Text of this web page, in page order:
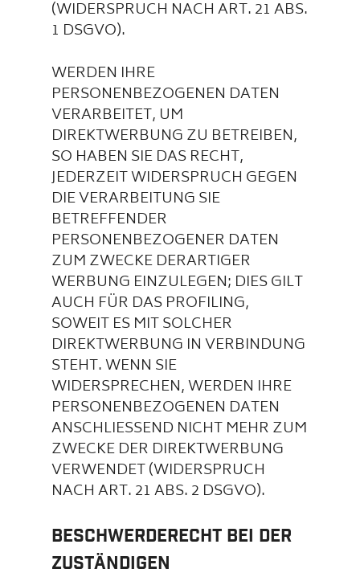
(WIDERSPRUCH NACH ART. 21 ABS.
1 DSGVO).
WERDEN IHRE
PERSONENBEZOGENEN DATEN
VERARBEITET, UM
DIREKTWERBUNG ZU BETREIBEN,
SO HABEN SIE DAS RECHT,
JEDERZEIT WIDERSPRUCH GEGEN
DIE VERARBEITUNG SIE
BETREFFENDER
PERSONENBEZOGENER DATEN
ZUM ZWECKE DERARTIGER
WERBUNG EINZULEGEN; DIES GILT
AUCH FÜR DAS PROFILING,
SOWEIT ES MIT SOLCHER
DIREKTWERBUNG IN VERBINDUNG
STEHT. WENN SIE
WIDERSPRECHEN, WERDEN IHRE
PERSONENBEZOGENEN DATEN
ANSCHLIESSEND NICHT MEHR ZUM
ZWECKE DER DIREKTWERBUNG
VERWENDET (WIDERSPRUCH
NACH ART. 21 ABS. 2 DSGVO).
Beschwerderecht bei der
zuständigen